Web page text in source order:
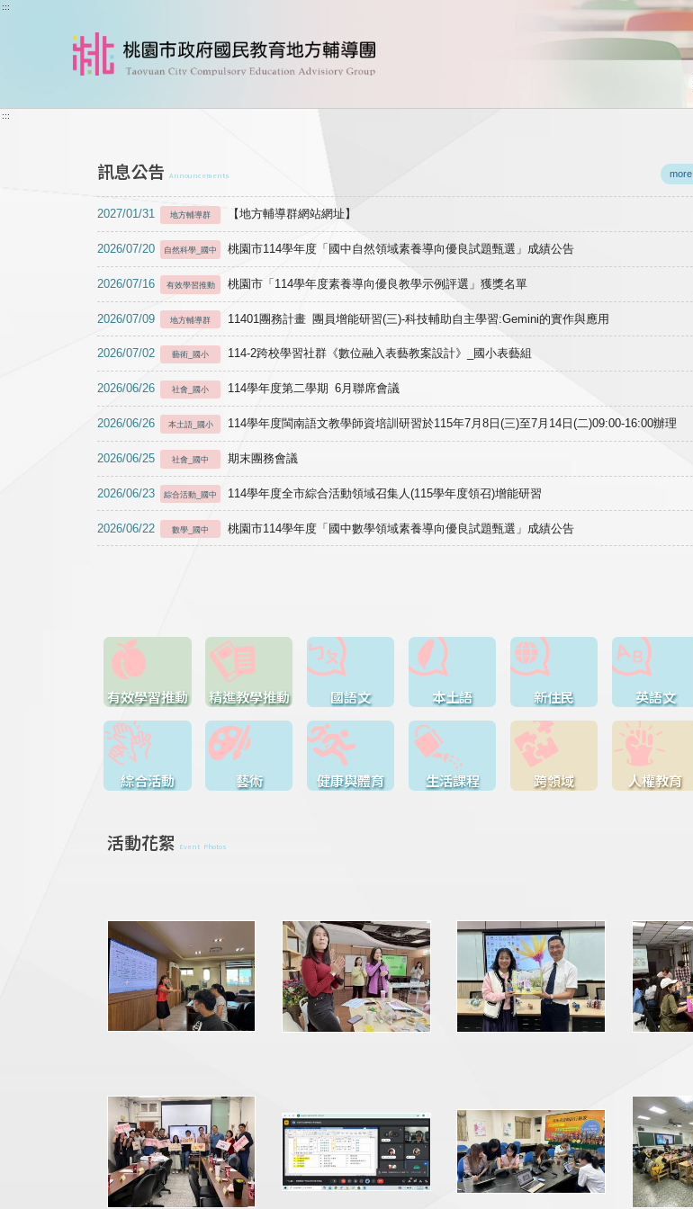
跳到主要內容
:::
:::
訊息公告 Announcements more
2027/01/31 地方輔導群 【地方輔導群網站網址】
2026/07/20 自然科學_國中 桃園市114學年度「國中自然領域素養導向優良試題甄選」成績公告
2026/07/16 有效學習推動 桃園市「114學年度素養導向優良教學示例評選」獲獎名單
2026/07/09 地方輔導群 11401團務計畫 團員增能研習(三)-科技輔助自主學習:Gemini的實作與應用
2026/07/02 藝術_國小 114-2跨校學習社群《數位融入表藝教案設計》_國小表藝組
2026/06/26 社會_國小 114學年度第二學期 6月聯席會議
2026/06/26 本土語_國小 114學年度閩南語文教學師資培訓研習於115年7月8日(三)至7月14日(二)09:00-16:00辦理
2026/06/25 社會_國中 期末團務會議
2026/06/23 綜合活動_國中 114學年度全市綜合活動領域召集人(115學年度領召)增能研習
2026/06/22 數學_國中 桃園市114學年度「國中數學領域素養導向優良試題甄選」成績公告
有效學習推動 精進教學推動 國語文 本土語 新住民 英語文
綜合活動 藝術 健康與體育 生活課程 跨領域 人權教育
活動花絮 Event Photos